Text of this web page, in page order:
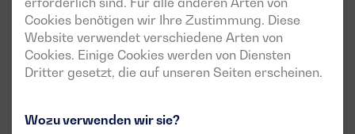
Cookies benötigen wir Ihre Zustimmung. Diese
Website verwendet verschiedene Arten von
Cookies. Einige Cookies werden von Diensten
Dritter gesetzt, die auf unseren Seiten erscheinen.
Wozu verwenden wir sie?
Anschlussarten
Je nach Anzahl der Phasen (einphasig oder dreiphasig)
und der Konfiguration des Generators (Stern, Dreieck,
Generatoren am gebräuchlichsten, mit denen wir sie auf